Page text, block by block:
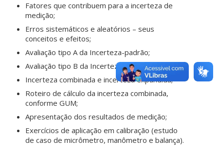
Fatores que contribuem para a incerteza de
medição;
Erros sistemáticos e aleatórios – seus
conceitos e efeitos;
Avaliação tipo A da Incerteza-padrão;
Avaliação tipo B da Incerteza-padrão;
Incerteza combinada e incerteza expandida;
Roteiro de cálculo da incerteza combinada,
conforme GUM;
Apresentação dos resultados de medição;
Exercícios de aplicação em calibração (estudo
de caso de micrômetro, manômetro e balança).